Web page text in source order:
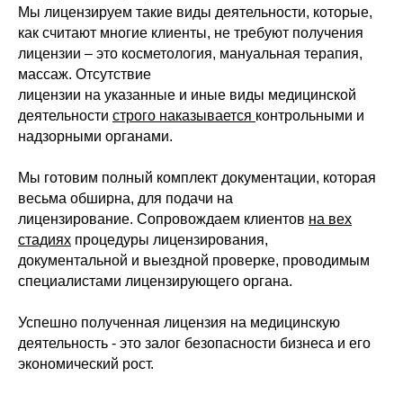
Мы лицензируем такие виды деятельности, которые,
как считают многие клиенты, не требуют получения
лицензии – это косметология, мануальная терапия,
массаж. Отсутствие
лицензии на указанные и иные виды медицинской
деятельности строго наказывается контрольными и
надзорными органами.
Мы готовим полный комплект документации, которая
весьма обширна, для подачи на
лицензирование. Сопровождаем клиентов на вех
стадиях процедуры лицензирования,
документальной и выездной проверке, проводимым
специалистами лицензирующего органа.
Успешно полученная лицензия на медицинскую
деятельность - это залог безопасности бизнеса и его
экономический рост.